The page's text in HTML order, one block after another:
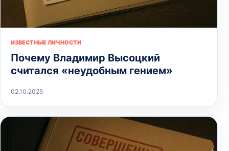
ИЗВЕСТНЫЕ ЛИЧНОСТИ
Почему Владимир Высоцкий
считался «неудобным гением»
02.10.2025